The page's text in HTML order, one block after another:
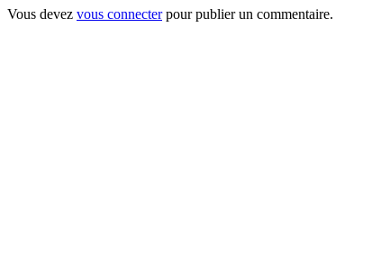
Vous devez vous connecterpour publier un commentaire.